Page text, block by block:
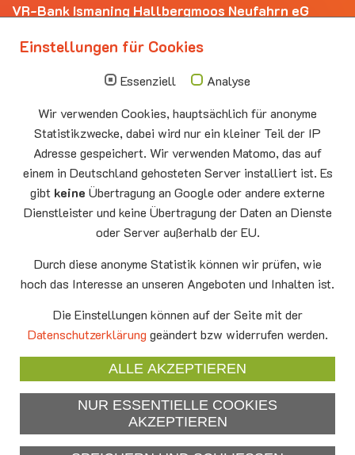
VR-Bank Ismaning Hallbergmoos Neufahrn eG
Die nächsten Termine
10.00 - 11.00
Auferstehungskirche Neufahrn
Montag
15.00 - 17.00
10.08
Senioren-Spieletreff Neufahrn
Auferstehungskirche Neufahrn
Mittwoch
20.00 Offenes Ende
Godtimes
Facebook
YouTube
Newsletter
Einstellungen für Cookies
Essenziell
Analyse
Wir verwenden Cookies, hauptsächlich für anonyme
Statistikzwecke, dabei wird nur ein kleiner Teil der IP
Adresse gespeichert. Wir verwenden Matomo, das auf
einem in Deutschland gehosteten Server installiert ist. Es
gibt keine Übertragung an Google oder andere externe
Dienstleister und keine Übertragung der Daten an Dienste
oder Server außerhalb der EU.
Durch diese anonyme Statistik können wir prüfen, wie
hoch das Interesse an unseren Angeboten und Inhalten ist.
Die Einstellungen können auf der Seite mit der
Datenschutzerklärung geändert bzw widerrufen werden.
ALLE AKZEPTIEREN
NUR ESSENTIELLE COOKIES
AKZEPTIEREN